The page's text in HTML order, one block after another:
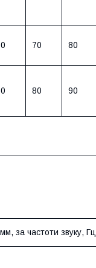
70 80
80 90
за частоти звуку, Гц